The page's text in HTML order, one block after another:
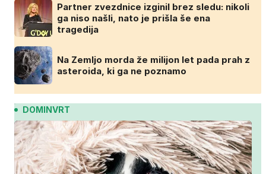
Partner zvezdnice izginil brez sledu: nikoli
ga niso našli, nato je prišla še ena
tragedija
Na Zemljo morda že milijon let pada prah z
asteroida, ki ga ne poznamo
DOMINVRT